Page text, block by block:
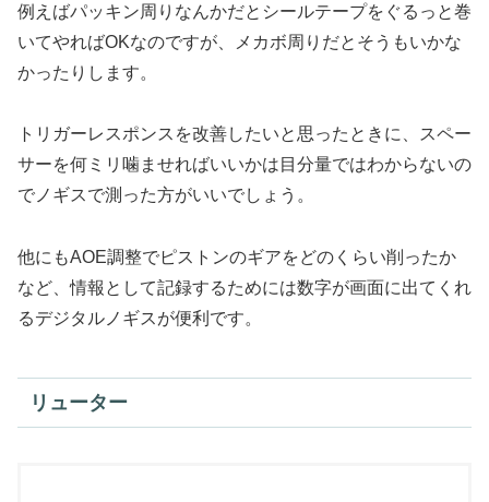
例えばパッキン周りなんかだとシールテープをぐるっと巻
いてやればOKなのですが、メカボ周りだとそうもいかな
かったりします。
トリガーレスポンスを改善したいと思ったときに、スペー
サーを何ミリ噛ませればいいかは目分量ではわからないの
でノギスで測った方がいいでしょう。
他にもAOE調整でピストンのギアをどのくらい削ったか
など、情報として記録するためには数字が画面に出てくれ
るデジタルノギスが便利です。
リューター